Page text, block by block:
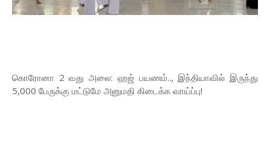
கொரோனா 2 வது அலை: ஹஜ் பயணம்.., இந்தியாவில் இருந்து
5,000 பேருக்கு மட்டுமே அனுமதி கிடைக்க வாய்ப்பு!